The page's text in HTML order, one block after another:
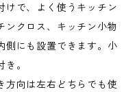
けで、よく使うキッチン
ンクロス、キッチン小物
側にも設置できます。小
。
方向は左右どちらでも使